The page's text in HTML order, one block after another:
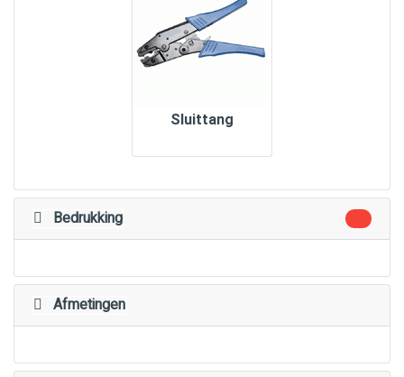
Sluittang
Bedrukking
Afmetingen